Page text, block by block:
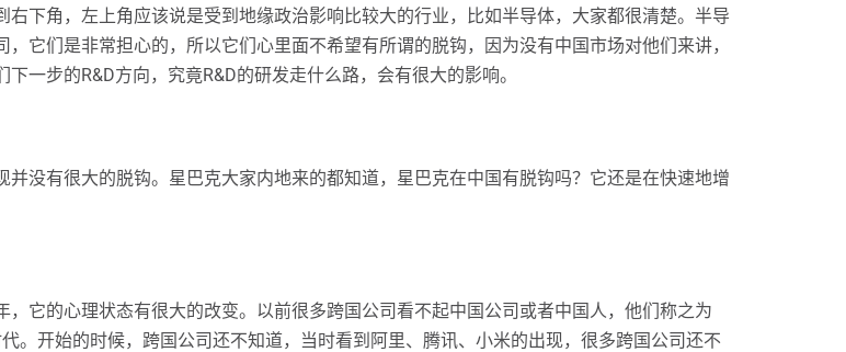
下角，左上角应该说是受到地缘政治影响比较大的行业，比如半导体，大家都很清楚。半导
它们是非常担心的，所以它们心里面不希望有所谓的脱钩，因为没有中国市场对他们来讲，
一步的R&D方向，究竟R&D的研发走什么路，会有很大的影响。
没有很大的脱钩。星巴克大家内地来的都知道，星巴克在中国有脱钩吗？它还是在快速地增
它的心理状态有很大的改变。以前很多跨国公司看不起中国公司或者中国人，他们称之为
。开始的时候，跨国公司还不知道，当时看到阿里、腾讯、小米的出现，很多跨国公司还不